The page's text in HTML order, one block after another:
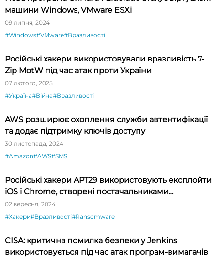
машини Windows, VMware ESXi
09 липня, 2024
#Windows#VMware#Вразливості
Російські хакери використовували вразливість 7-
Zip MotW під час атак проти України
07 лютого, 2025
#Україна#Війна#Вразливості
AWS розширює охоплення служби автентифікації
та додає підтримку ключів доступу
30 листопада, 2024
#Amazon#AWS#SMS
Російські хакери APT29 використовують експлойти
iOS і Chrome, створені постачальниками
шпигунського ПЗ
02 вересня, 2024
#Хакери#Вразливості#Ransomware
CISA: критична помилка безпеки у Jenkins
використовується під час атак програм-вимагачів